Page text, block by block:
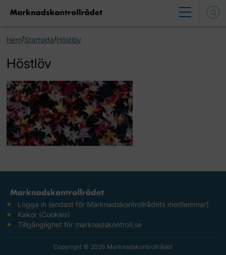
Hem/Startsida/Höstlöv
Höstlöv
Logga in (endast för Marknadskontrollrådets medlemmar)
Kakor (Cookies)
Tillgänglighet för marknadskontroll.se
Copyright © 2026 Marknadskontrollrådet